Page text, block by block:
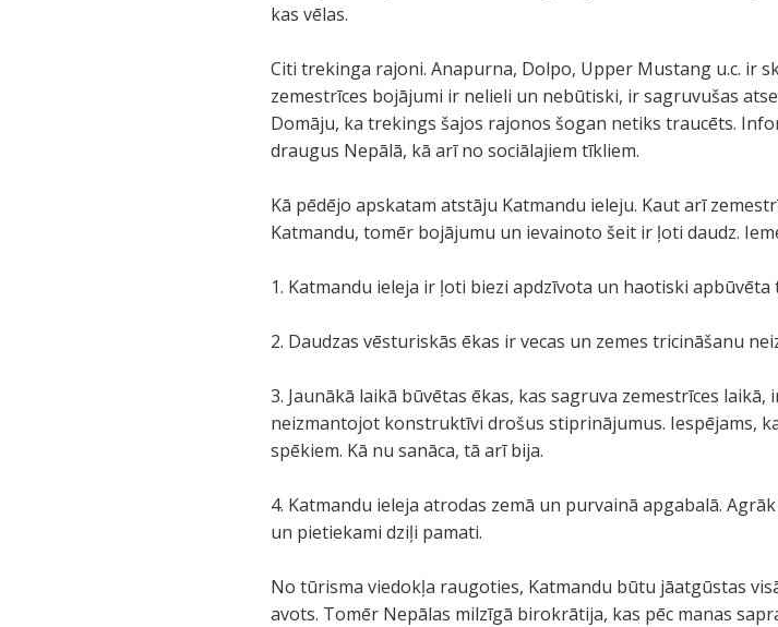
kas vēlas.
Citi trekinga rajoni. Anapurna, Dolpo, Upper Mustang u.c. ir
zemestrīces bojājumi ir nelieli un nebūtiski, ir sagruvušas
Domāju, ka trekings šajos rajonos šogan netiks traucēts.
draugus Nepālā, kā arī no sociālajiem tīkliem.
Kā pēdējo apskatam atstāju Katmandu ieleju. Kaut arī
Katmandu, tomēr bojājumu un ievainoto šeit ir ļoti daudz.
1. Katmandu ieleja ir ļoti biezi apdzīvota un haotiski
2. Daudzas vēsturiskās ēkas ir vecas un zemes tricināšanu
3. Jaunākā laikā būvētas ēkas, kas sagruva zemestrīces
neizmantojot konstruktīvi drošus stiprinājumus. Iespējams,
spēkiem. Kā nu sanāca, tā arī bija.
4. Katmandu ieleja atrodas zemā un purvainā apgabalā.
un pietiekami dziļi pamati.
No tūrisma viedokļa raugoties, Katmandu būtu jāatgūstas
avots. Tomēr Nepālas milzīgā birokrātija, kas pēc manas